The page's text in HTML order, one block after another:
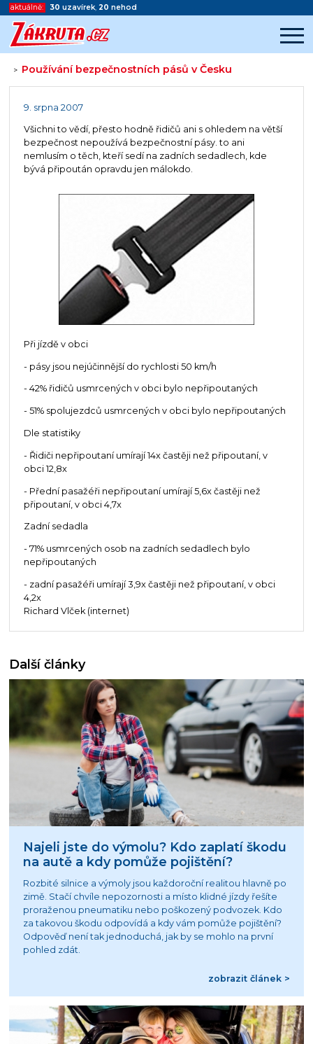
aktuálně: 30 uzavírek, 20 nehod
> Používání bezpečnostních pásů v Česku
Začátek reklamy
9. srpna 2007
Všichni to vědí, přesto hodně řidičů ani s ohledem na větší
bezpečnost nepoužívá bezpečnostní pásy. to ani
nemlusím o těch, kteří sedí na zadních sedadlech, kde
bývá připoután opravdu jen málokdo.
Při jízdě v obci
- pásy jsou nejúčinnější do rychlosti 50 km/h
- 42% řidičů usmrcených v obci bylo nepřipoutaných
- 51% spolujezdců usmrcených v obci bylo nepřipoutaných
Dle statistiky
- Řidiči nepřipoutaní umírají 14x častěji než připoutaní, v
obci 12,8x
- Přední pasažéři nepřipoutaní umírají 5,6x častěji než
připoutaní, v obci 4,7x
Zadní sedadla
- 71% usmrcených osob na zadních sedadlech bylo
nepřipoutaných
- zadní pasažéři umírají 3,9x častěji než připoutaní, v obci
4,2x
Richard Vlček (internet)
Další články
Najeli jste do výmolu? Kdo zaplatí škodu
na autě a kdy pomůže pojištění?
Rozbité silnice a výmoly jsou každoroční realitou hlavně po
zimě. Stačí chvíle nepozornosti a místo klidné jízdy řešíte
proraženou pneumatiku nebo poškozený podvozek. Kdo
za takovou škodu odpovídá a kdy vám pomůže pojištění?
Odpověď není tak jednoduchá, jak by se mohlo na první
pohled zdát.
zobrazit článek >